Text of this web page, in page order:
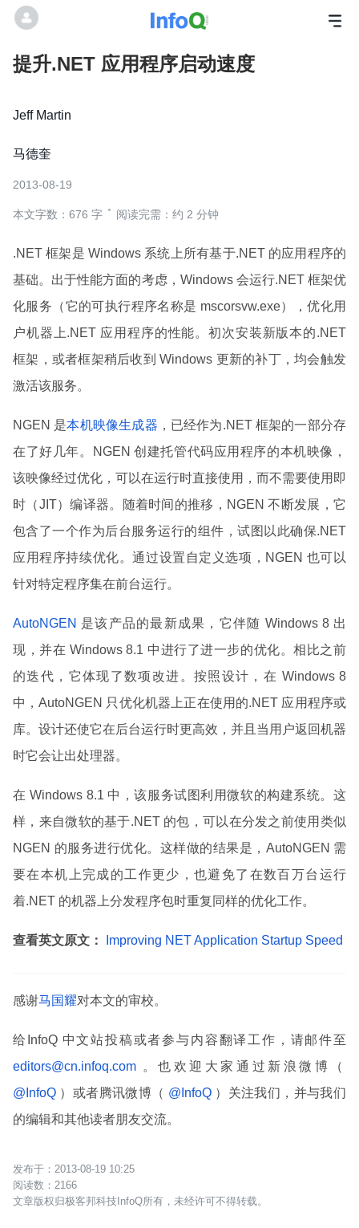
提升.NET 应用程序启动速度
Jeff Martin
马德奎
2013-08-19
本文字数：676 字 阅读完需：约 2 分钟
.NET 框架是 Windows 系统上所有基于.NET 的应用程序的
基础。出于性能方面的考虑，Windows 会运行.NET 框架优
化服务（它的可执行程序名称是 mscorsvw.exe），优化用
户机器上.NET 应用程序的性能。初次安装新版本的.NET
框架，或者框架稍后收到 Windows 更新的补丁，均会触发
激活该服务。
NGEN 是本机映像生成器 ，已经作为.NET 框架的一部分存
在了好几年。NGEN 创建托管代码应用程序的本机映像，
该映像经过优化，可以在运行时直接使用，而不需要使用即
时（JIT）编译器。随着时间的推移，NGEN 不断发展，它
包含了一个作为后台服务运行的组件，试图以此确保.NET
应用程序持续优化。通过设置自定义选项，NGEN 也可以
针对特定程序集在前台运行。
AutoNGEN 是该产品的最新成果，它伴随 Windows 8 出
现，并在 Windows 8.1 中进行了进一步的优化。相比之前
的迭代，它体现了数项改进。按照设计，在 Windows 8
中，AutoNGEN 只优化机器上正在使用的.NET 应用程序或
库。设计还使它在后台运行时更高效，并且当用户返回机器
时它会让出处理器。
在 Windows 8.1 中，该服务试图利用微软的构建系统。这
样，来自微软的基于.NET 的包，可以在分发之前使用类似
NGEN 的服务进行优化。这样做的结果是，AutoNGEN 需
要在本机上完成的工作更少，也避免了在数百万台运行
着.NET 的机器上分发程序包时重复同样的优化工作。
查看英文原文： Improving NET Application Startup Speed
感谢马国耀对本文的审校。
给InfoQ 中文站投稿或者参与内容翻译工作，请邮件至
editors@cn.infoq.com 。也欢迎大家通过新浪微博（
@InfoQ ）或者腾讯微博（ @InfoQ ）关注我们，并与我们
的编辑和其他读者朋友交流。
2013-08-19 10:25
2166
文章版权归极客邦科技InfoQ所有，未经许可不得转载。